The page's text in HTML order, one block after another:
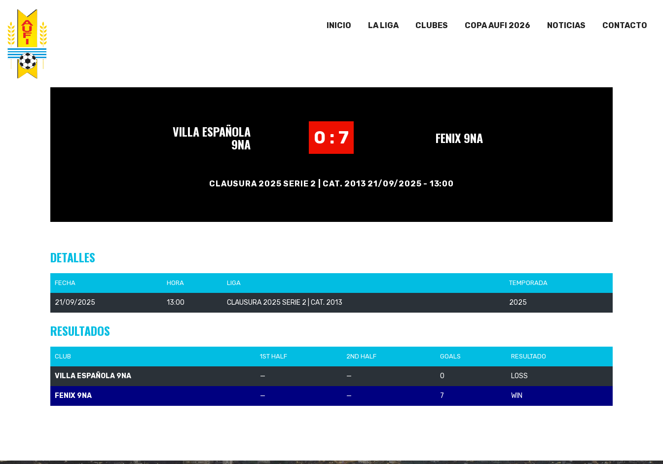
INICIO LA LIGA CLUBES COPA AUFI 2026 NOTICIAS CONTACTO
VILLA ESPAÑOLA
9NA 0 : 7 FENIX 9NA
CLAUSURA 2025 SERIE 2 | CAT. 2013 21/09/2025 - 13:00
DETALLES
FECHA HORA LIGA TEMPORADA
21/09/2025 13:00 CLAUSURA 2025 SERIE 2 | CAT. 2013 2025
RESULTADOS
CLUB 1ST HALF 2ND HALF GOALS RESULTADO
VILLA ESPAÑOLA 9NA — — 0 LOSS
FENIX 9NA — — 7 WIN